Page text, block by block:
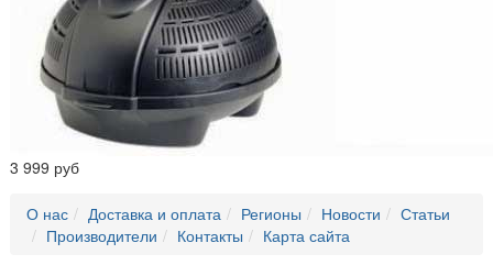
3 999 руб
О нас Доставка и оплата Регионы Новости
Статьи
Производители
Контакты Карта сайта